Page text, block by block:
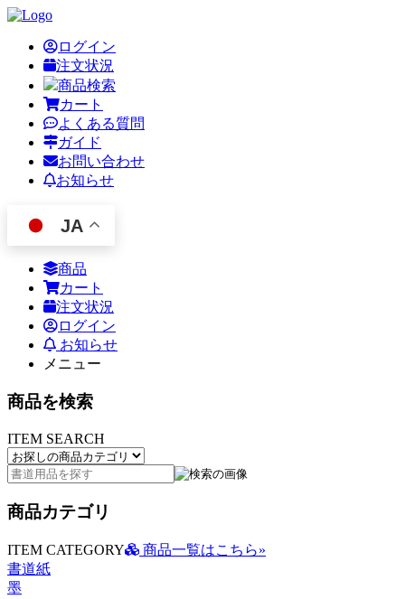
ログイン
注文状況
商品検索
カート
よくある質問
ガイド
お問い合わせ
お知らせ
JA
商品
カート
注文状況
ログイン
お知らせ
メニュー
商品を検索
ITEM SEARCH
商品カテゴリ
ITEM CATEGORY
商品一覧はこちら»
書道紙
墨